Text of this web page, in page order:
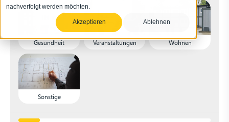
nachverfolgt werden möchten.
Akzeptieren Ablehnen
Gesundheit Veranstaltungen Wohnen
Sonstige